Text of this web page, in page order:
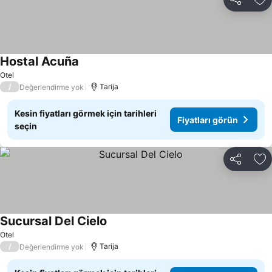
Paylaş
Otel
Hostal Acuña
/ Değerlendirme yok Tarija
Kesin fiyatları görmek için tarihleri
seçin
Fiyatları görün
Paylaş
Otel
Sucursal Del Cielo
/ Değerlendirme yok Tarija